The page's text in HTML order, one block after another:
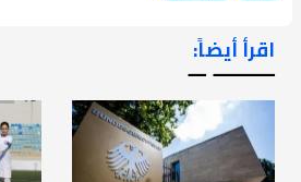
اقرأ أيضاً:
ـــــــ ــ